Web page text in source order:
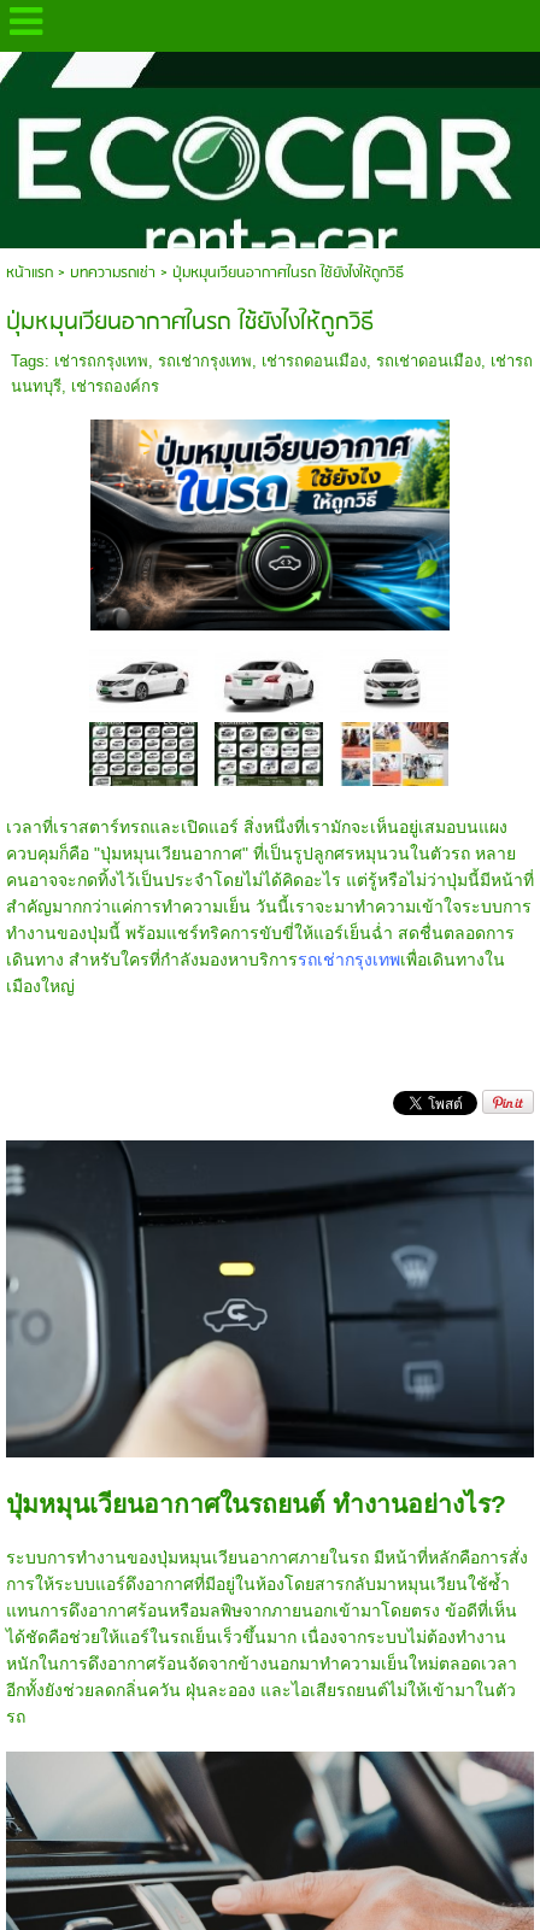
.
หน้าแรก> บทความรถเช่า > ปุ่มหมุนเวียนอากาศในรถ ใช้ยังไงให้ถูกวิธี
ปุ่มหมุนเวียนอากาศในรถ ใช้ยังไงให้ถูกวิธี
Tags: เช่ารถกรุงเทพ, รถเช่ากรุงเทพ, เช่ารถดอนเมือง, รถเช่าดอนเมือง, เช่ารถ
นนทบุรี, เช่ารถองค์กร
เวลาที่เราสตาร์ทรถและเปิดแอร์ สิ่งหนึ่งที่เรามักจะเห็นอยู่เสมอบนแผง
ควบคุมก็คือ "ปุ่มหมุนเวียนอากาศ" ที่เป็นรูปลูกศรหมุนวนในตัวรถ หลาย
คนอาจจะกดทิ้งไว้เป็นประจำโดยไม่ได้คิดอะไร แต่รู้หรือไม่ว่าปุ่มนี้มีหน้าที่
สำคัญมากกว่าแค่การทำความเย็น วันนี้เราจะมาทำความเข้าใจระบบการ
ทำงานของปุ่มนี้ พร้อมแชร์ทริคการขับขี่ให้แอร์เย็นฉ่ำ สดชื่นตลอดการ
เดินทาง สำหรับใครที่กำลังมองหาบริการรถเช่ากรุงเทพเพื่อเดินทางใน
เมืองใหญ่
ปุ่มหมุนเวียนอากาศในรถยนต์ ทำงานอย่างไร?
ระบบการทำงานของปุ่มหมุนเวียนอากาศภายในรถ มีหน้าที่หลักคือการสั่ง
การให้ระบบแอร์ดึงอากาศที่มีอยู่ในห้องโดยสารกลับมาหมุนเวียนใช้ซ้ำ
แทนการดึงอากาศร้อนหรือมลพิษจากภายนอกเข้ามาโดยตรง ข้อดีที่เห็น
ได้ชัดคือช่วยให้แอร์ในรถเย็นเร็วขึ้นมาก เนื่องจากระบบไม่ต้องทำงาน
หนักในการดึงอากาศร้อนจัดจากข้างนอกมาทำความเย็นใหม่ตลอดเวลา
อีกทั้งยังช่วยลดกลิ่นควัน ฝุ่นละออง และไอเสียรถยนต์ไม่ให้เข้ามาในตัว
รถ